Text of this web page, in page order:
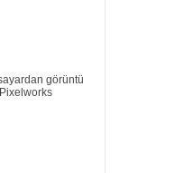
görüntü